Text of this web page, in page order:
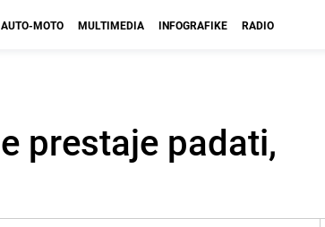
AUTO-MOTO MULTIMEDIA INFOGRAFIKE RADIO
prestaje padati,